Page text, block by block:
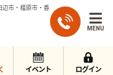
辺市・橿原市・香
MENU
イベント ログイン